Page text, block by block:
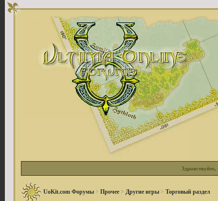
Здравствуйте,
UoKit.com Форумы > Прочее > Другие игры > Торговый раздел